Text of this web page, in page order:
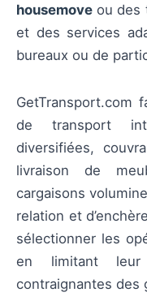
housemove ou des
et des services
bureaux ou de
GetTransport.com
de transport
diversifiées,
livraison de
cargaisons
relation et
sélectionner les
en limitant leur
contraignantes des